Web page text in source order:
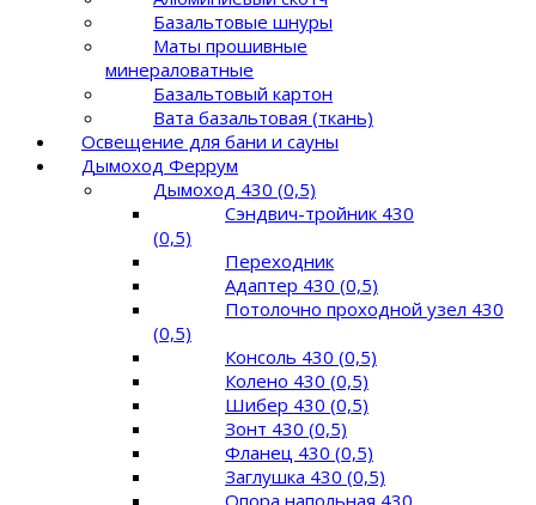
Базальтовые шнуры
Маты прошивные
минераловатные
Базальтовый картон
Вата базальтовая (ткань)
Освещение для бани и сауны
Дымоход Феррум
Дымоход 430 (0,5)
Сэндвич-тройник 430
(0,5)
Переходник
Адаптер 430 (0,5)
Потолочно проходной узел 430
(0,5)
Консоль 430 (0,5)
Колено 430 (0,5)
Шибер 430 (0,5)
Зонт 430 (0,5)
Фланец 430 (0,5)
Заглушка 430 (0,5)
Опора напольная 430